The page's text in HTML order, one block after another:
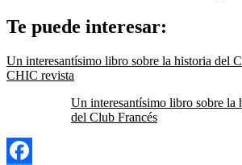
Te puede interesar:
Un interesantísimo libro sobre la historia del
CHIC revista
Un interesantísimo libro sobre la
del Club Francés